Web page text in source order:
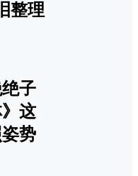
整理
子
这
势